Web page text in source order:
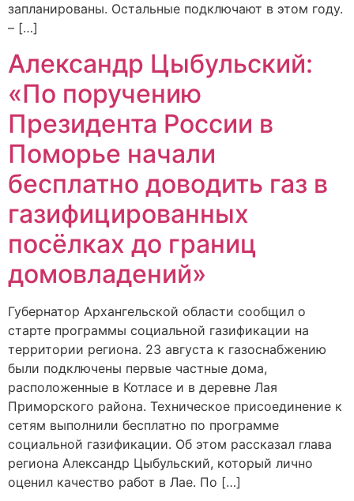
запланированы. Остальные подключают в этом году.
– […]
Александр Цыбульский:
«По поручению
Президента России в
Поморье начали
бесплатно доводить газ в
газифицированных
посёлках до границ
домовладений»
Губернатор Архангельской области сообщил о
старте программы социальной газификации на
территории региона. 23 августа к газоснабжению
были подключены первые частные дома,
расположенные в Котласе и в деревне Лая
Приморского района. Техническое присоединение к
сетям выполнили бесплатно по программе
социальной газификации. Об этом рассказал глава
региона Александр Цыбульский, который лично
оценил качество работ в Лае. По […]